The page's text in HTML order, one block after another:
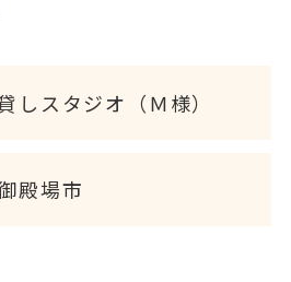
しスタジオ（Ｍ様）
殿場市